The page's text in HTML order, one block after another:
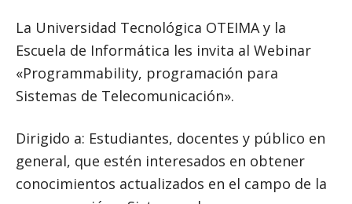
La Universidad Tecnológica OTEIMA y la
Escuela de Informática les invita al Webinar
«Programmability, programación para
Sistemas de Telecomunicación».
Dirigido a: Estudiantes, docentes y público en
general, que estén interesados en obtener
conocimientos actualizados en el campo de la